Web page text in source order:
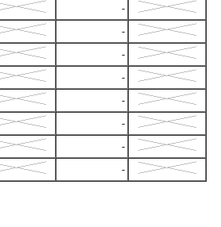
-
-
-
-
-
-
-
-